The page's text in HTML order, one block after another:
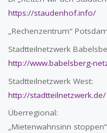
https://staudenhof.info/
„Rechenzentrum“
Stadtteilnetzwerk
http://www.babelsberg-
Stadtteilnetzwerk West:
http://stadtteilnetzwerk.de/
Überregional:
„Mietenwahnsinn